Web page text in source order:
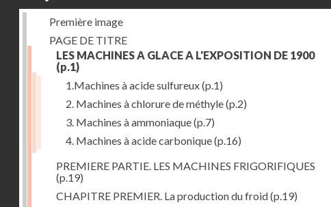
Première image
PAGE DE TITRE
LES MACHINES A GLACE A L'EXPOSITION DE 1900
(p.1)
1.Machines à acide sulfureux(p.1)
2. Machines à chlorure de méthyle(p.2)
3. Machines à ammoniaque(p.7)
4. Machines à acide carbonique(p.16)
PREMIERE PARTIE. LES MACHINES FRIGORIFIQUES
(p.19)
CHAPITRE PREMIER. La production du froid(p.19)